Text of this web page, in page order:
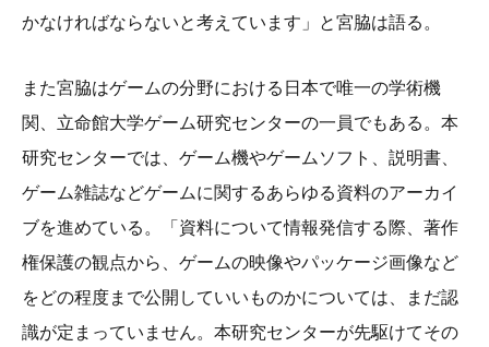
かなければならないと考えています」と宮脇は語る。
また宮脇はゲームの分野における日本で唯一の学術機
関、立命館大学ゲーム研究センターの一員でもある。本
研究センターでは、ゲーム機やゲームソフト、説明書、
ゲーム雑誌などゲームに関するあらゆる資料のアーカイ
ブを進めている。「資料について情報発信する際、著作
権保護の観点から、ゲームの映像やパッケージ画像など
をどの程度まで公開していいものかについては、まだ認
識が定まっていません。本研究センターが先駆けてその